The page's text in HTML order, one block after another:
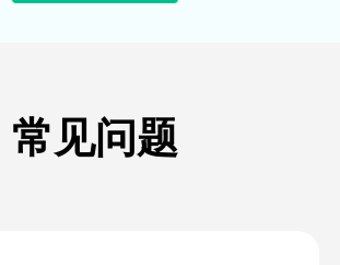
常见问题